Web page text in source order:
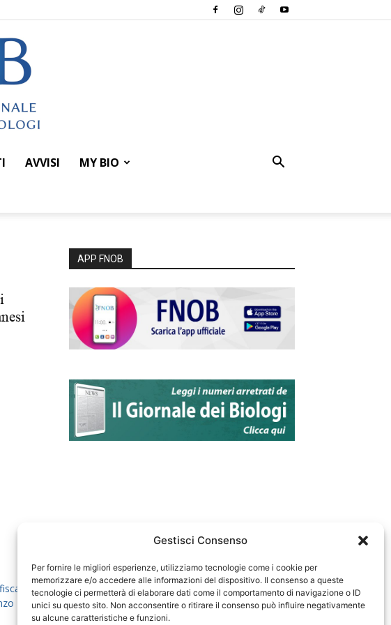
Gestisci Consenso
Per fornire le migliori esperienze, utilizziamo tecnologie come i cookie per
memorizzare e/o accedere alle informazioni del dispositivo. Il consenso a queste
tecnologie ci permetterà di elaborare dati come il comportamento di navigazione o ID
unici su questo sito. Non acconsentire o ritirare il consenso può influire negativamente
su alcune caratteristiche e funzioni.
AVVISI MY BIO
APP FNOB
80069130583
D'Anna